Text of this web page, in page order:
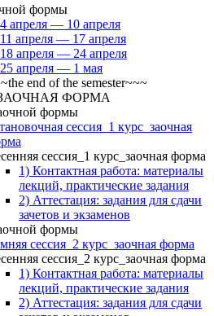
формы
апреля — 10 апреля
апреля — 17 апреля
апреля — 24 апреля
апреля — 1 мая
end of the semester~~~
ЗАОЧНАЯ ФОРМА
формы
сессия_1 курс_заочная
сессия_1 курс_заочная форма
1) Контактная работа: материалы
лекций, практические задания
2) Аттестация: задания для сдачи
зачетов и экзаменов
формы
сессия_2 курс_заочная форма
сессия_2 курс_заочная форма
1) Контактная работа: материалы
лекций, практические задания
2) Аттестация: задания для сдачи